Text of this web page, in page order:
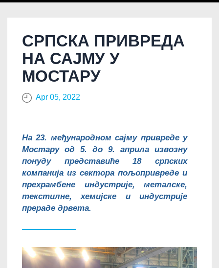
СРПСКА ПРИВРЕДА
НА САЈМУ У
МОСТАРУ
Apr 05, 2022
На 23. међународном сајму привреде у
Мостару од 5. до 9. априла извозну
понуду представиће 18 српских
компанија из сектора пољопривреде и
прехрамбене индустрије, металске,
текстилне, хемијске и индустрије
прераде дрвета.